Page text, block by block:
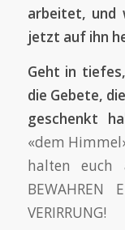
arbeitet, und
jetzt auf ihn
Geht in
die Gebete,
geschenkt
«dem
halten euch
BEWAHREN
VERIRRUNG!